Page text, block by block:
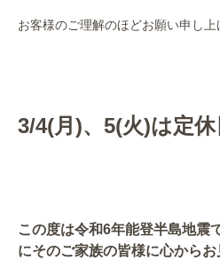
お客様のご理解のほどお願い申し上
3/4(月)、5(火)は定休
この度は令和6年能登半島地震
にそのご家族の皆様に心からお